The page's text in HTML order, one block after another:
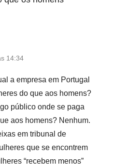
14:34
a empresa em Portugal
do que aos homens?
público onde se paga
aos homens? Nenhum.
em tribunal de
que se encontrem
“recebem menos”